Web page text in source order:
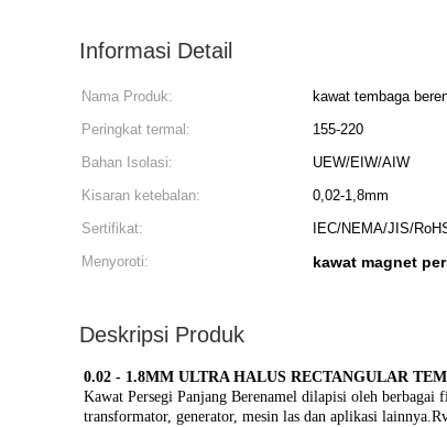
Informasi Detail
Nama Produk: kawat tembaga
Peringkat termal:
155-220
Bahan Isolasi:
UEW/EIW/AIW
Kisaran ketebalan:
0,02-1,8mm
Sertifikat:
IEC/NEMA/JIS/
Menyoroti:
kawat magnet
Deskripsi Produk
0.02 - 1.8MM ULTRA HALUS RECTANGULAR
Kawat Persegi Panjang Berenamel dilapisi oleh
transformator, generator, mesin las dan aplikasi lainnya.